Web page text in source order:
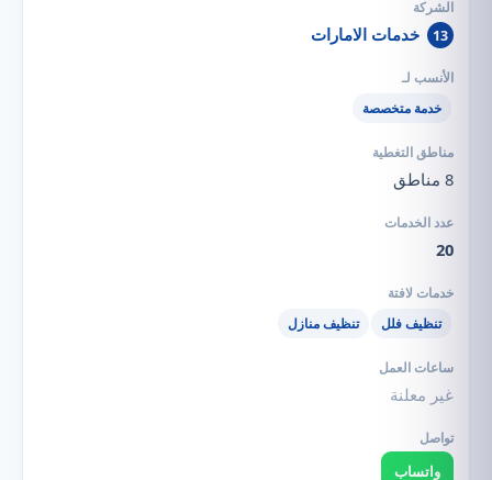
13 خدمات الامارات
خدمة متخصصة
8 مناطق
20
تنظيف فلل تنظيف منازل
غير معلنة
واتساب